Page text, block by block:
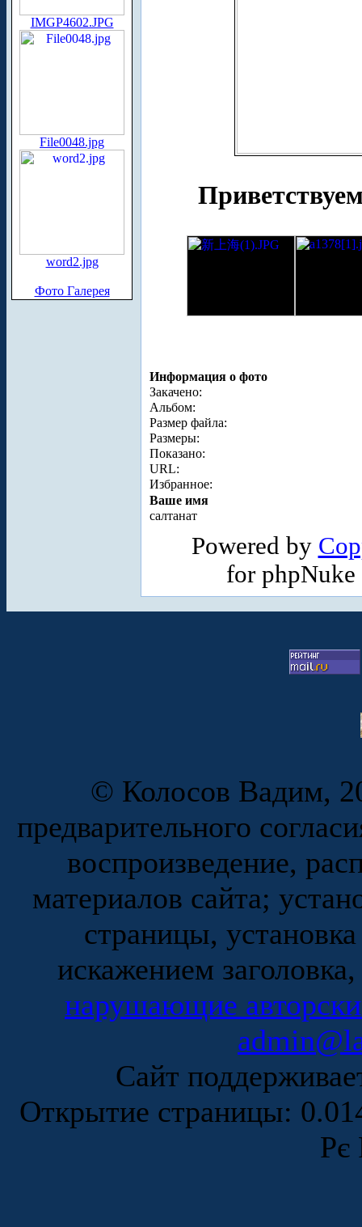
IMGP4602.JPG
File0048.jpg
word2.jpg
Фото Галерея
Информация о фото
Закачено:
Альбом:
Размер файла:
Размеры:
Показано:
URL:
Избранное:
Ваше имя
салтанат
Powered by
for
© Колосов Вадим,
предварительного
воспроизведение,
материалов сайта;
страницы,
искажением
нарушающие
Сайт
Открытие страницы:
Рє